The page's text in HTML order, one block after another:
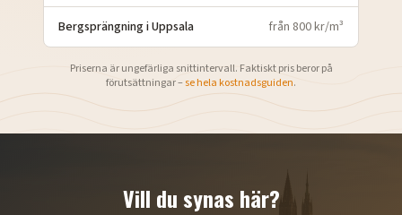
BergsprängningiUppsala från 800 kr/m³
Priserna är ungefärliga snittintervall. Faktiskt pris beror på
förutsättningar –se hela kostnadsguiden.
Vill du synas här?